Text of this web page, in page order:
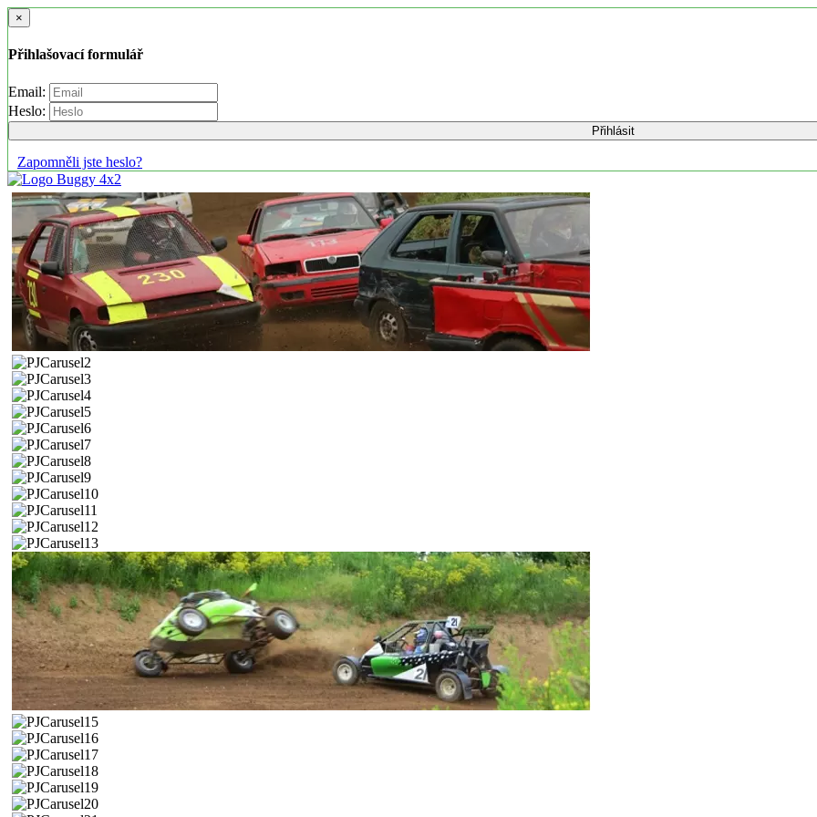
×
Přihlašovací formulář
Email:
Heslo:
Přihlásit
Zapomněli jste heslo?